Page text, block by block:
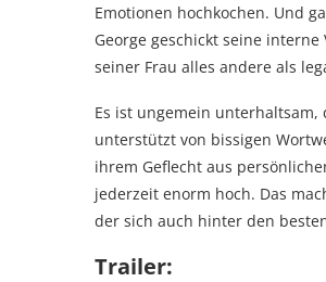
Emotionen hochkochen. Und
George geschickt seine
seiner Frau alles andere als
Es ist ungemein unterhaltsam,
unterstützt von bissigen
ihrem Geflecht aus
jederzeit enorm hoch. Das
der sich auch hinter den
Trailer: